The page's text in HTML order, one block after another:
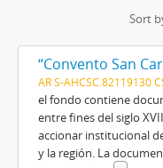
Sort
“Convento San
AR S-AHCSC.82119130
el fondo contiene
entre fines del siglo
accionar institucional
y la región. La